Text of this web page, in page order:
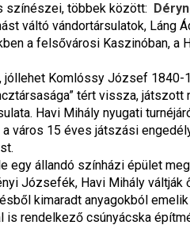
színészei, többek között:
váltó vándortársulatok, Láng
a felsővárosi Kaszinóban, a
jóllehet Komlóssy József 1840-
tért vissza,
Havi Mihály nyugati
város 15 éves játszási
egy állandó színházi épület
Józsefék, Havi Mihály váltják
kimaradt anyagokból
is rendelkező csúnyácska